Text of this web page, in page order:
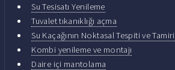
Su Tesisatı Yenileme
Tuvalet tıkanıklığı açma
Su Kaçağının Noktasal Tespiti ve Tamiri
Kombi yenileme ve montajı
Daire içi mantolama